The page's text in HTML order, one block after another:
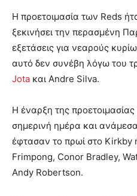
Η προετοιμασία των Reds
ξεκινήσει την περασμένη
εξετάσεις για νεαρούς
αυτό δεν συνέβη λόγω του
Jota και Andre Silva.
Η έναρξη της προετοιμασίας
σημερινή ημέρα και
έφτασαν το πρωί στο Kirkby
Frimpong, Conor Bradley,
Andy Robertson.